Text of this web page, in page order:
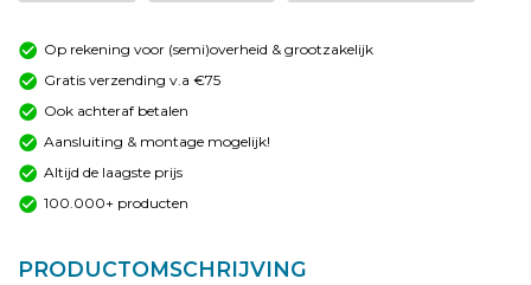
Op rekening voor (semi)overheid & grootzakelijk
Gratis verzending v.a €75
Ook achteraf betalen
Aansluiting & montage mogelijk!
Altijd de laagste prijs
100.000+ producten
PRODUCTOMSCHRIJVING